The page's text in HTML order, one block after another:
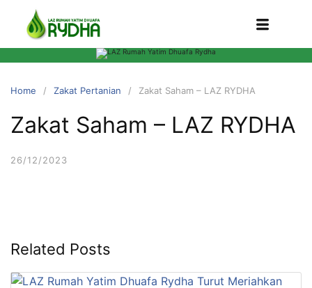
Home Zakat Pertanian Zakat Saham – LAZ RYDHA
Zakat Saham – LAZ RYDHA
26/12/2023
Related Posts